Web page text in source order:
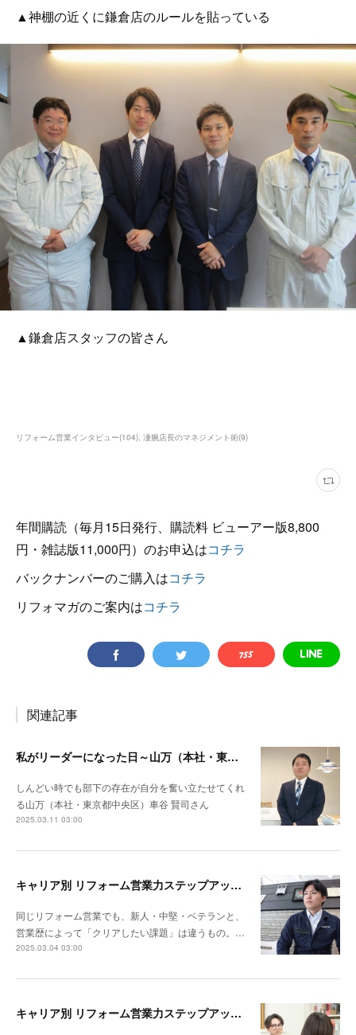
▲神棚の近くに鎌倉店のルールを貼っている
▲鎌倉店スタッフの皆さん
リフォーム営業インタビュー(104) 凄腕店長のマネジメント術(9)
年間購読（毎月15日発行、購読料 ビューアー版8,800
円・雑誌版11,000円）のお申込はコチラ
バックナンバーのご購入はコチラ
リフォマガのご案内はコチラ
関連記事
私がリーダーになった日～山万（本社・東京都中央区）車谷 賢司さん
しんどい時でも部下の存在が自分を奮い立たせてくれ
る山万（本社・東京都中央区）車谷 賢司さん
2025.03.11 03:00
キャリア別 リフォーム営業力ステップアップ計画～ナックプランニング（埼玉県戸田市）谷川陸さん
同じリフォーム営業でも、新人・中堅・ベテランと、
営業歴によって「クリアしたい課題」は違うもの。…
2025.03.04 03:00
キャリア別 リフォーム営業力ステップアップ計画～リビングサーラ（愛知県豊橋市）山本 亮さん